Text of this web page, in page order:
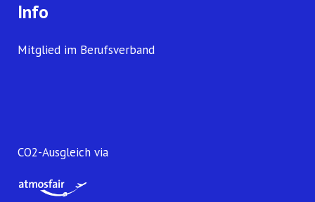
Info
Mitglied im Berufsverband
CO2-Ausgleich via